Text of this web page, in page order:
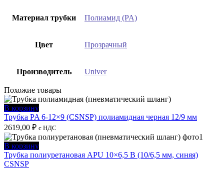
Материал трубки Полиамид (PA)
Цвет Прозрачный
Производитель Univer
Похожие товары
В корзину
Трубка PA 6-12×9 (CSNSP) полиамидная черная 12/9 мм
2619,00 ₽ с НДС
В корзину
Трубка полиуретановая APU 10×6,5 B (10/6,5 мм, синяя)
CSNSP